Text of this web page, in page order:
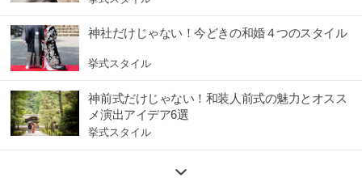
神社だけじゃない！今どきの和婚４つのスタイル
挙式スタイル
神前式だけじゃない！和装人前式の魅力とオスス
メ演出アイデア6選
挙式スタイル